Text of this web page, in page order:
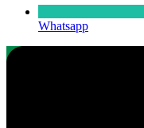
Whatsapp